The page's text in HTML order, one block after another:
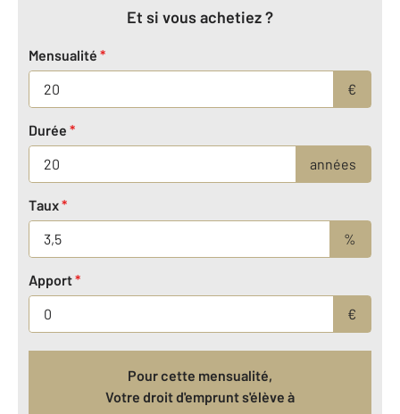
Et si vous achetiez ?
Mensualité *
€
Durée *
années
Taux*
%
Apport*
€
Pour cette mensualité,
Votre droit d'emprunt s'élève à